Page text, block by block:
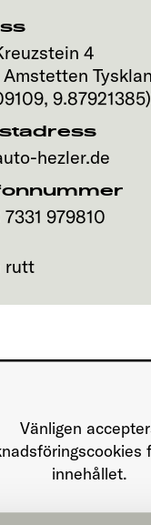
4
Amstetten
, 9.87921385)
hezler.de
979810
rutt
Vänligen
innehållet.